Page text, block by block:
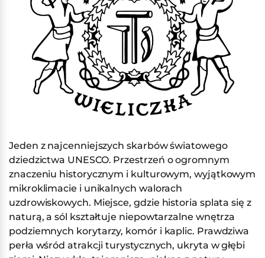
Jeden z najcenniejszych skarbów światowego
dziedzictwa UNESCO. Przestrzeń o ogromnym
znaczeniu historycznym i kulturowym, wyjątkowym
mikroklimacie i unikalnych walorach
uzdrowiskowych. Miejsce, gdzie historia splata się z
naturą, a sól kształtuje niepowtarzalne wnętrza
podziemnych korytarzy, komór i kaplic. Prawdziwa
perła wśród atrakcji turystycznych, ukryta w głębi